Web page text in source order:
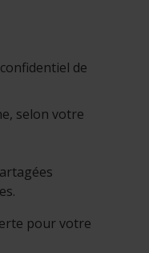
de
selon votre
pour votre